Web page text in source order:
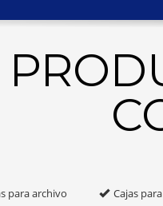
para archivo Cajas